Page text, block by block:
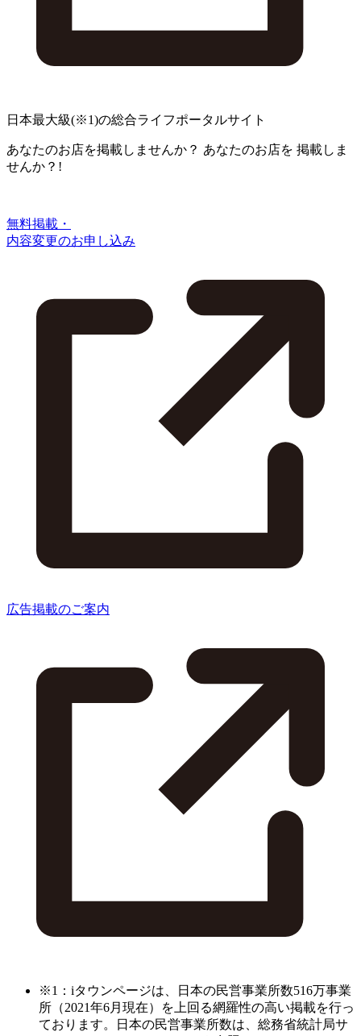
日本最大級(※1)の総合ライフポータルサイト
あなたのお店を掲載しませんか？ あなたのお店を 掲載しま
せんか？!
無料掲載・
内容変更のお申し込み
広告掲載のご案内
※1：iタウンページは、日本の民営事業所数516万事業
所（2021年6月現在）を上回る網羅性の高い掲載を行っ
ております。日本の民営事業所数は、総務省統計局サ